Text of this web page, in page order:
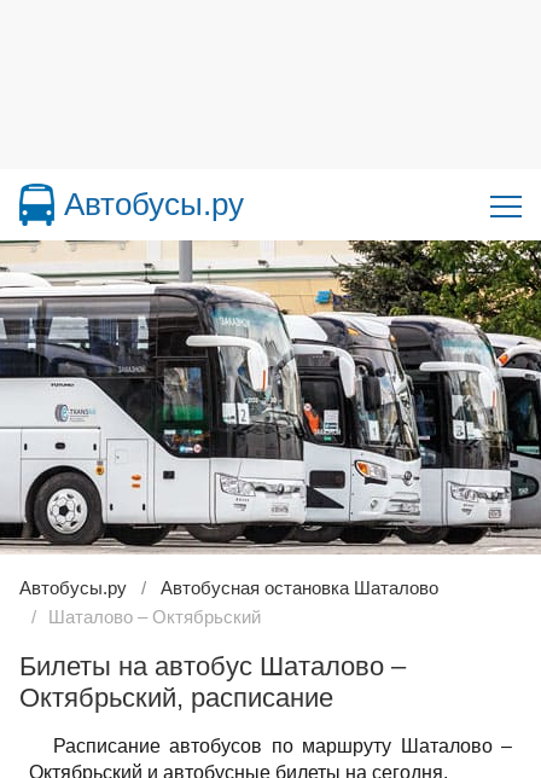
Автобусы.ру
Автобусы.ру
Автобусная остановка Шаталово
Шаталово – Октябрьский
Билеты на автобус Шаталово –
Октябрьский, расписание
Расписание автобусов по маршруту Шаталово –
Октябрьский и автобусные билеты на сегодня.